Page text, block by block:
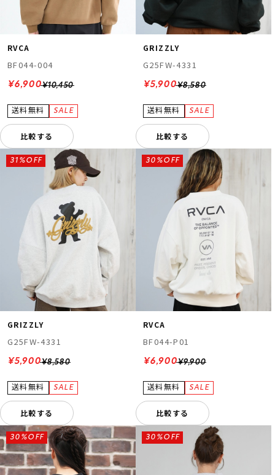
RVCA
BF044-004
¥10,450
¥6,900
比較する
GRIZZLY
G25FW-4331
¥8,580
¥5,900
比較する
GRIZZLY
G25FW-4331
¥8,580
31%OFF
¥5,900
比較する
RVCA
BF044-P01
¥9,900
30%OFF
¥6,900
比較する
30%OFF 30%OFF